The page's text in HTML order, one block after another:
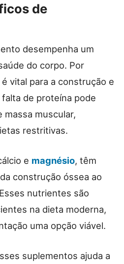
de
desempenha um
do corpo. Por
é vital para a construção e
de proteína pode
massa muscular,
restritivas.
e magnésio, têm
construção óssea ao
nutrientes são
na dieta moderna,
uma opção viável.
suplementos ajuda a